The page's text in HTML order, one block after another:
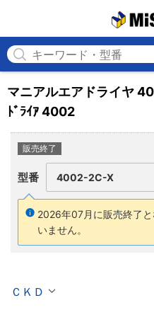
マニアルエアドライヤ
ﾄﾞﾗｲｱ 4002
販売終了
型番 4002-2C-X
2026年07月に販売終了と
いません。
ＣＫＤ